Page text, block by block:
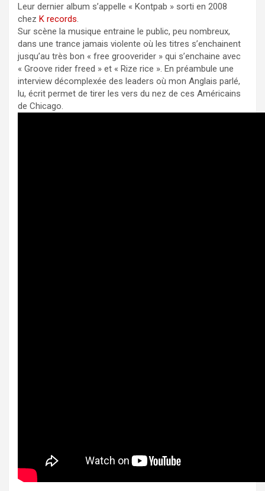
Leur dernier album s’appelle « Kontpab » sorti en 2008
chez K records.
Sur scène la musique entraine le public, peu nombreux,
dans une trance jamais violente où les titres s’enchainent
jusqu’au très bon « free grooverider » qui s’enchaine avec
« Groove rider freed » et « Rize rice ». En préambule une
interview décomplexée des leaders où mon Anglais parlé,
lu, écrit permet de tirer les vers du nez de ces Américains
de Chicago.